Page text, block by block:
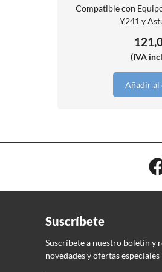
Compatible con
Y241 y
(IVA
Añadir
Suscríbete
Suscríbete a nuestro boletín y
novedades y ofertas especiales